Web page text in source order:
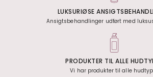
LUKSURIØSE
Ansigtsbehandlinger udført med
PRODUKTER TIL ALLE
Vi har produkter til alle